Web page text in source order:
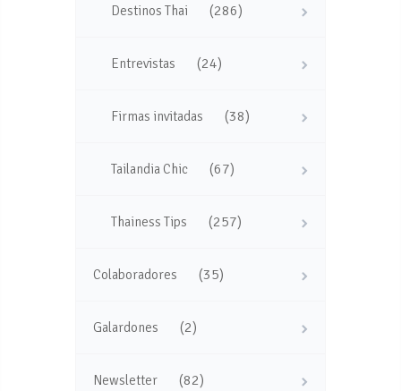
Destinos Thai (286)
Entrevistas (24)
Firmas invitadas (38)
Tailandia Chic (67)
Thainess Tips (257)
Colaboradores (35)
Galardones (2)
Newsletter (82)